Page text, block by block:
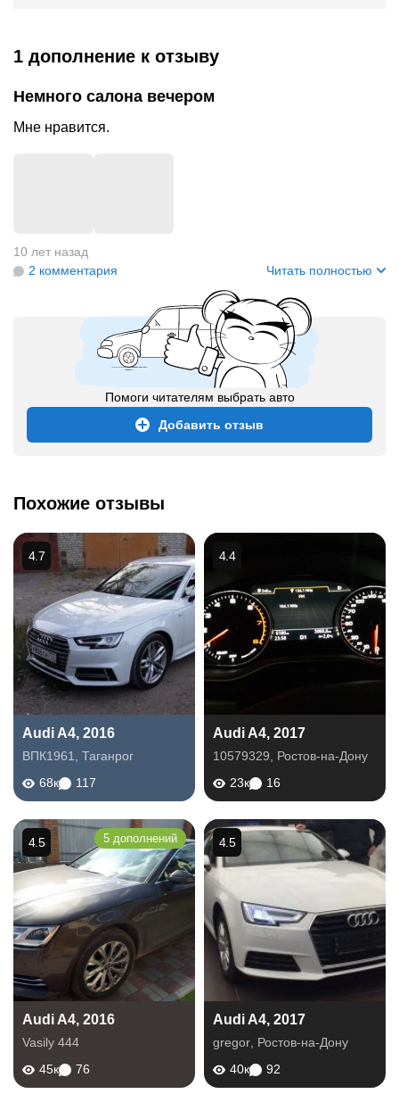
1 дополнение к отзыву
Немного салона вечером
Мне нравится.
10 лет назад
2 комментария
Читать полностью
Помоги читателям выбрать авто
Добавить отзыв
Похожие отзывы
Audi A4, 2016
ВПК1961
Таганрог
68к
117
4.7
Audi A4, 2017
10579329
Ростов-на-Дону
23к
16
4.4
Audi A4, 2016
Vasily 444
45к
76
4.5 5 дополнений
Audi A4, 2017
gregor Ростов-на-Дону
40к
92
4.5